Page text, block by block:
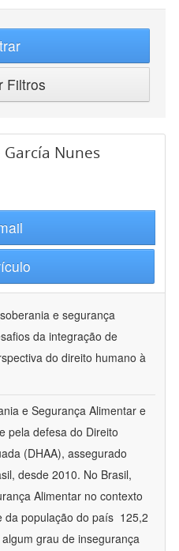
Filtros
García Nunes
e segurança
da integração de
do direito humano à
e Segurança Alimentar e
pela defesa do Direito
(DHAA), assegurado
desde 2010. No Brasil,
Alimentar no contexto
população do país  125,2
algum grau de insegurança